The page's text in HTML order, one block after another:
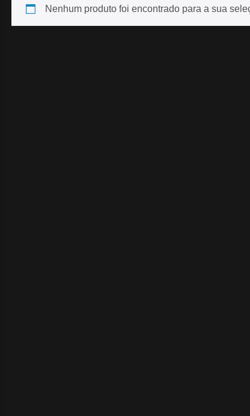
Nenhum produto foi encontrado para a sua